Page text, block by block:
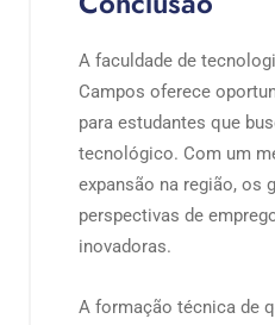
A faculdade de
Campos oferece
para estudantes que
tecnológico. Com um
expansão na região, os
perspectivas de
inovadoras.
A formação técnica de